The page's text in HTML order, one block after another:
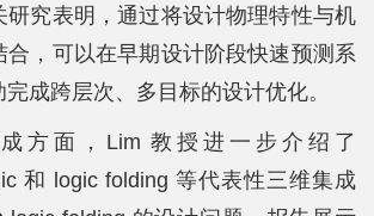
研究表明，通过将设计物理特性与机
合，可以在早期设计阶段快速预测系
成跨层次、多目标的设计优化。
方面，Lim 教授进一步介绍了
和 logic folding 等代表性三维集成